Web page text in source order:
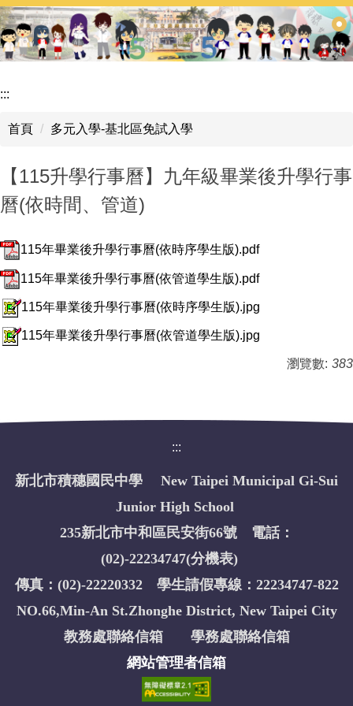
跳
到
主
區
:::
首頁 多元入學-基北區免試入學
【115升學行事曆】九年級畢業後升學行事
曆(依時間、管道)
115年畢業後升學行事曆(依時序學生版).pdf
115年畢業後升學行事曆(依管道學生版).pdf
115年畢業後升學行事曆(依時序學生版).jpg
115年畢業後升學行事曆(依管道學生版).jpg
瀏覽數: 383
:::
新北市積穗國民中學 New Taipei Municipal Gi-Sui
Junior High School
235新北市中和區民安街66號 電話：
(02)-22234747(分機表)
傳真：(02)-22220332 學生請假專線：22234747-822
NO.66,Min-An St.Zhonghe District, New Taipei City
教務處聯絡信箱
學務處聯絡信箱
網站管理者信箱